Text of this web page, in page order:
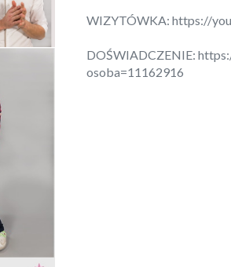
WIZYTÓWKA: https://
DOŚWIADCZENIE:
osoba=11162916